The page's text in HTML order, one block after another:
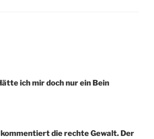
ich mir doch nur ein Bein
die rechte Gewalt. Der